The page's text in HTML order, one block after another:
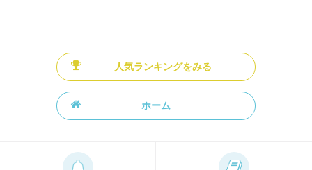
人気ランキングをみる
ホーム